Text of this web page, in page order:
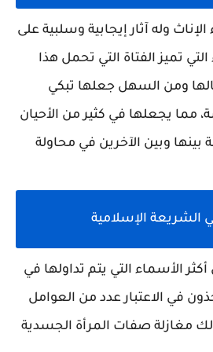
وله آثار إيجابية وسلبية على
تميز الفتاة التي تحمل هذا
ومن السهل جعلها تبكي
مما يجعلها في كثير من الأحيان
وبين الآخرين في محاولة
الإسلامية
الأسماء التي يتم تداولها في
في الاعتبار عدد من العوامل
مغازلة صفات المرأة الجسدية